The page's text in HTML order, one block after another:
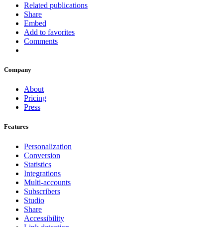
Related publications
Share
Embed
Add to favorites
Comments
Company
About
Pricing
Press
Features
Personalization
Conversion
Statistics
Integrations
Multi-accounts
Subscribers
Studio
Share
Accessibility